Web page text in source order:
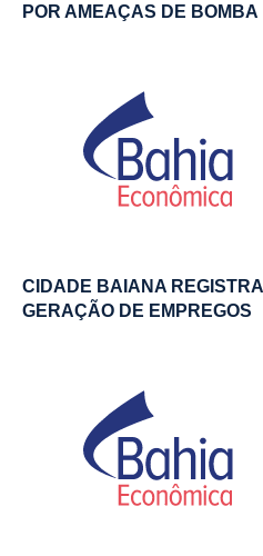
POR AMEAÇAS DE BOMBA
CIDADE BAIANA
GERAÇÃO DE EMPREGOS